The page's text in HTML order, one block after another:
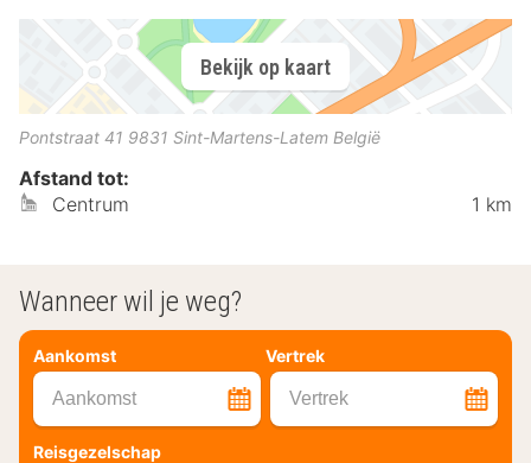
Bekijk op kaart
Pontstraat 41 9831 Sint-Martens-Latem België
Afstand tot:
Centrum
1 km
Wanneer wil je weg?
Aankomst Vertrek
Aankomst Vertrek
Reisgezelschap